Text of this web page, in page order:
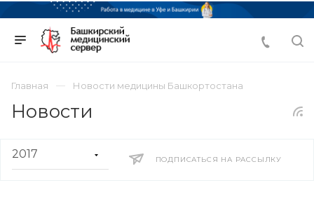
Главная Новости медицины Башкортостана
Новости
ПОДПИСАТЬСЯ НА РАССЫЛКУ